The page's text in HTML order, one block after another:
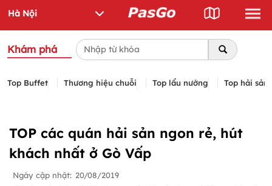
Khám phá
Top Buffet Thương hiệu chuỗi Top lẩu nướng Top hải sản
TOP các quán hải sản ngon rẻ, hút
khách nhất ở Gò Vấp
Ngày cập nhật: 20/08/2019